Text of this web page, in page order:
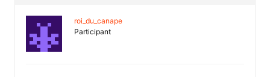
roi_du_canape
Participant